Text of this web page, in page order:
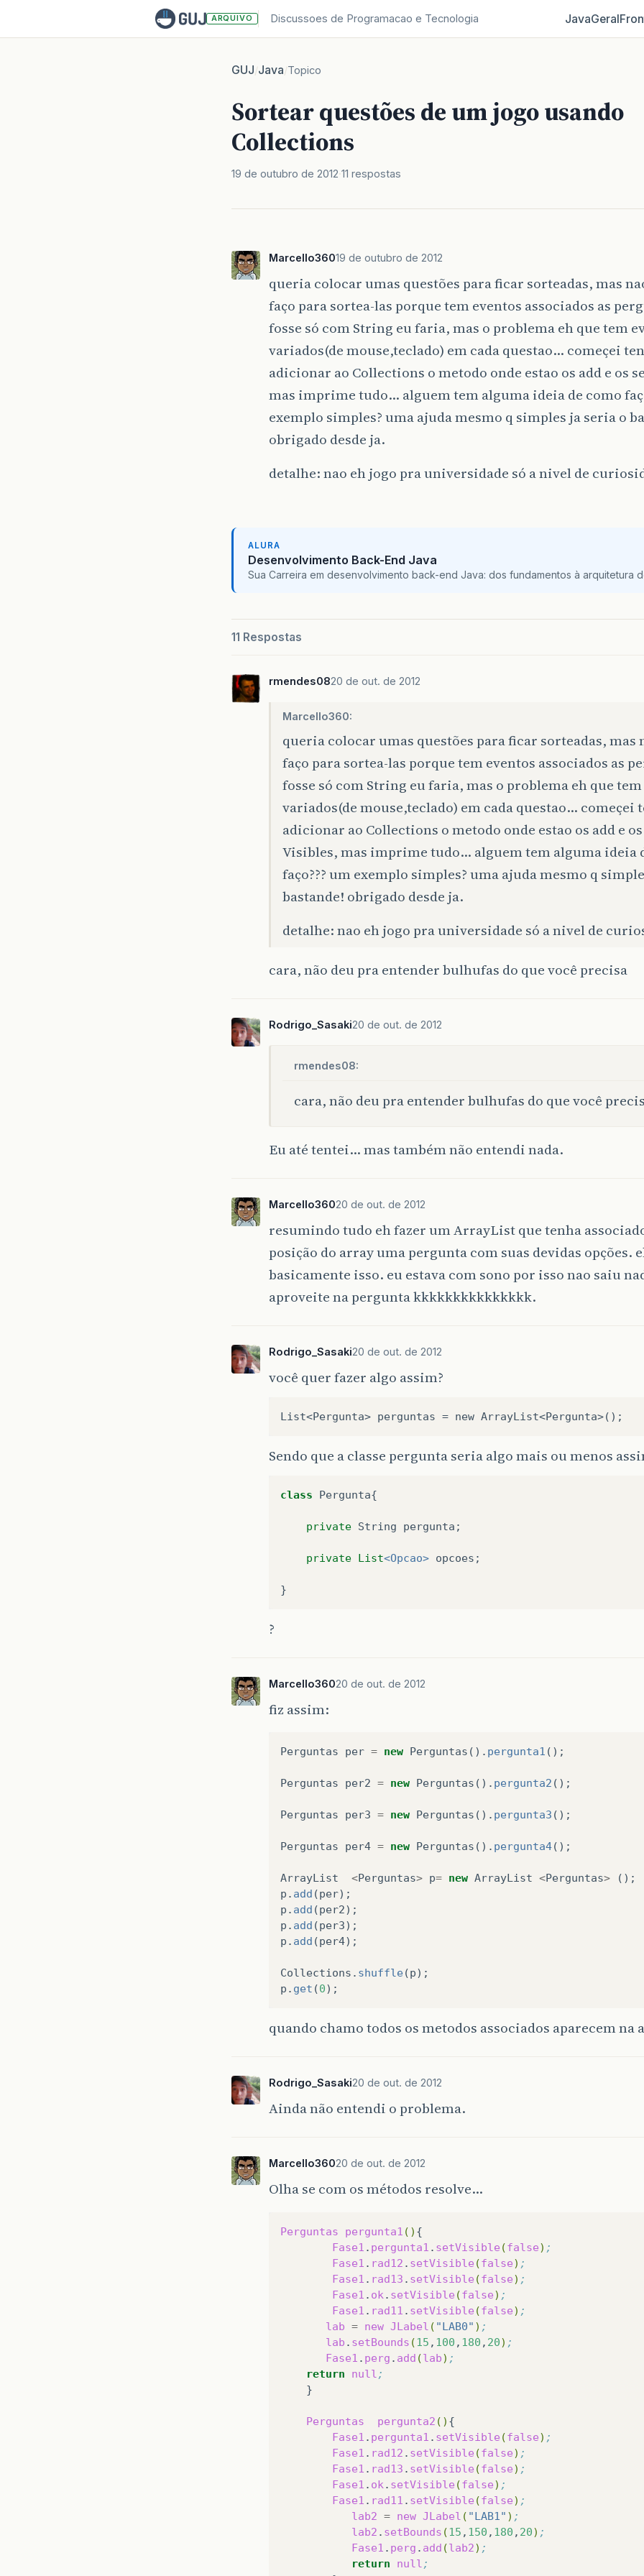
ARQUIVO Discussoes de Programacao e Tecnologia JavaGeral
GUJ/Java/Topico
Sortear questões de um jogo usando
Collections
19 de outubro de 2012 11 respostas
Marcello36019 de outubro de 2012
queria colocar umas questões para ficar sorteadas, mas
faço para sortea-las porque tem eventos associados as
fosse só com String eu faria, mas o problema eh que tem
variados(de mouse,teclado) em cada questao… começei
adicionar ao Collections o metodo onde estao os add e os
mas imprime tudo… alguem tem alguma ideia de como
exemplo simples? uma ajuda mesmo q simples ja seria o
obrigado desde ja.
detalhe: nao eh jogo pra universidade só a nivel de
ALURA
Desenvolvimento Back-End Java
Sua Carreira em desenvolvimento back-end Java: dos fundamentos à arquitetura
11 Respostas
rmendes0820 de out. de 2012
Marcello360:
queria colocar umas questões para ficar sorteadas, mas
faço para sortea-las porque tem eventos associados as
fosse só com String eu faria, mas o problema eh que
variados(de mouse,teclado) em cada questao… começei
adicionar ao Collections o metodo onde estao os add e os
Visibles, mas imprime tudo… alguem tem alguma ideia
faço??? um exemplo simples? uma ajuda mesmo q
bastande! obrigado desde ja.
detalhe: nao eh jogo pra universidade só a nivel de
cara, não deu pra entender bulhufas do que você precisa
Rodrigo_Sasaki20 de out. de 2012
rmendes08:
cara, não deu pra entender bulhufas do que você
Eu até tentei… mas também não entendi nada.
Marcello36020 de out. de 2012
resumindo tudo eh fazer um ArrayList que tenha
posição do array uma pergunta com suas devidas opções.
basicamente isso. eu estava com sono por isso nao saiu
aproveite na pergunta kkkkkkkkkkkkkkk.
Rodrigo_Sasaki20 de out. de 2012
você quer fazer algo assim?
Sendo que a classe pergunta seria algo mais ou menos
class Pergunta{
private String pergunta ;
private List<Opcao> opcoes ;
?
Marcello36020 de out. de 2012
fiz assim:
Perguntas per = new Perguntas (). pergunta1 ();
Perguntas per2 = new Perguntas (). pergunta2 ();
Perguntas per3 = new Perguntas (). pergunta3 ();
Perguntas per4 = new Perguntas (). pergunta4();
ArrayList <Perguntas> p= new ArrayList <Perguntas>
();
p . add (per);
p . add (per2);
p . add (per3);
p . add (per4);
Collections . shuffle(p);
p . get (0);
quando chamo todos os metodos associados aparecem na
Rodrigo_Sasaki20 de out. de 2012
Ainda não entendi o problema.
Marcello36020 de out. de 2012
Olha se com os métodos resolve…
Perguntas pergunta1 ()
Fase1 . pergunta1 . setVisible (false) ;
Fase1 . rad12 . setVisible (false) ;
Fase1 . rad13 . setVisible (false) ;
Fase1 . ok . setVisible (false) ;
Fase1 . rad11 . setVisible (false) ;
lab = new JLabel ( "LAB0" ) ;
lab . setBounds (15 , 100 , 180 , 20) ;
Fase1 . perg . add (lab) ;
return
null ;
Perguntas pergunta2 ()
Fase1 . pergunta1 . setVisible (false) ;
Fase1 . rad12 . setVisible (false) ;
Fase1 . rad13 . setVisible (false) ;
Fase1 . ok . setVisible (false) ;
Fase1 . rad11 . setVisible (false) ;
lab2 = new JLabel ( "LAB1" ) ;
lab2 . setBounds (15 , 150 , 180 , 20) ;
Fase1 . perg . add (lab2) ;
return
null ;